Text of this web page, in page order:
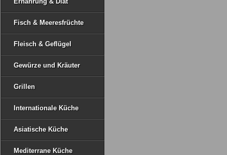
Fisch & Meeresfrüchte
Fleisch & Geflügel
Gewürze und Kräuter
Grillen
Internationale Küche
Asiatische Küche
Mediterrane Küche